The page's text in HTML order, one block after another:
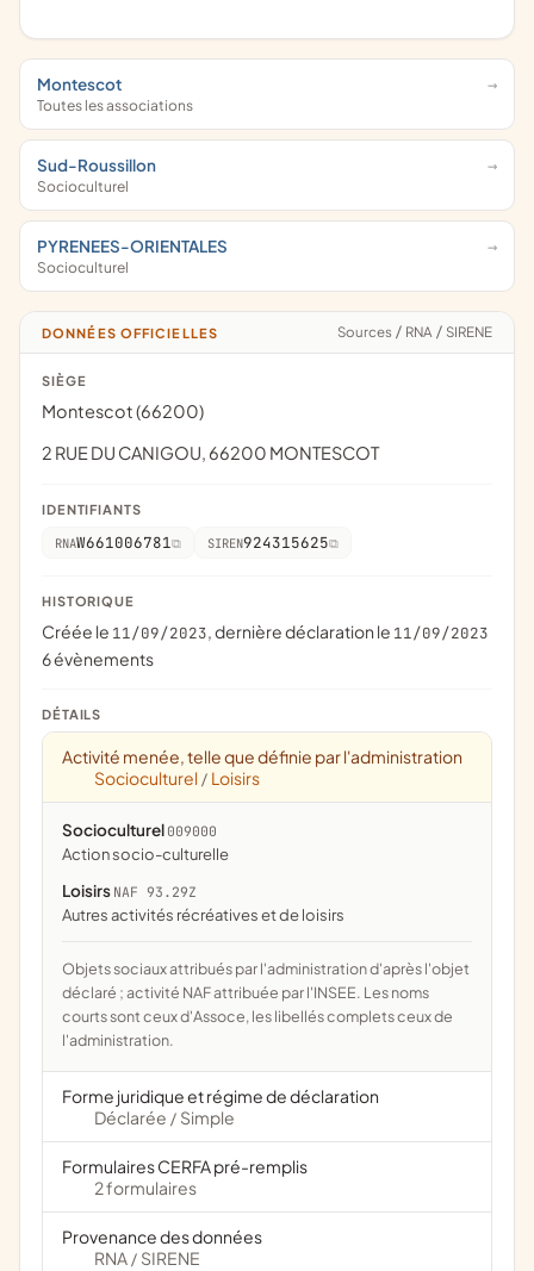
Montescot
Toutes les associations
Sud-Roussillon
Socioculturel
PYRENEES-ORIENTALES
Socioculturel
DONNÉES OFFICIELLES Sources / RNA / SIRENE
SIÈGE
Montescot (66200)
2 RUE DU CANIGOU, 66200 MONTESCOT
IDENTIFIANTS
RNAW661006781 SIREN924315625
HISTORIQUE
Créée le 11/09/2023, dernière déclaration le 11/09/2023
6 évènements
DÉTAILS
Activité menée, telle que définie par l'administration
Socioculturel / Loisirs
Socioculturel 009000
action socio-culturelle
Loisirs NAF 93.29Z
Autres activités récréatives et de loisirs
Objets sociaux attribués par l'administration d'après l'objet
déclaré ; activité NAF attribuée par l'INSEE. Les noms
courts sont ceux d'Assoce, les libellés complets ceux de
l'administration.
Forme juridique et régime de déclaration
Déclarée / Simple
Formulaires CERFA pré-remplis
2 formulaires
Provenance des données
RNA / SIRENE